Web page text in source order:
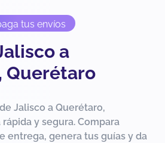
tus envíos
a
Querétaro
Jalisco a Querétaro,
y segura. Compara
entrega, genera tus guías y da